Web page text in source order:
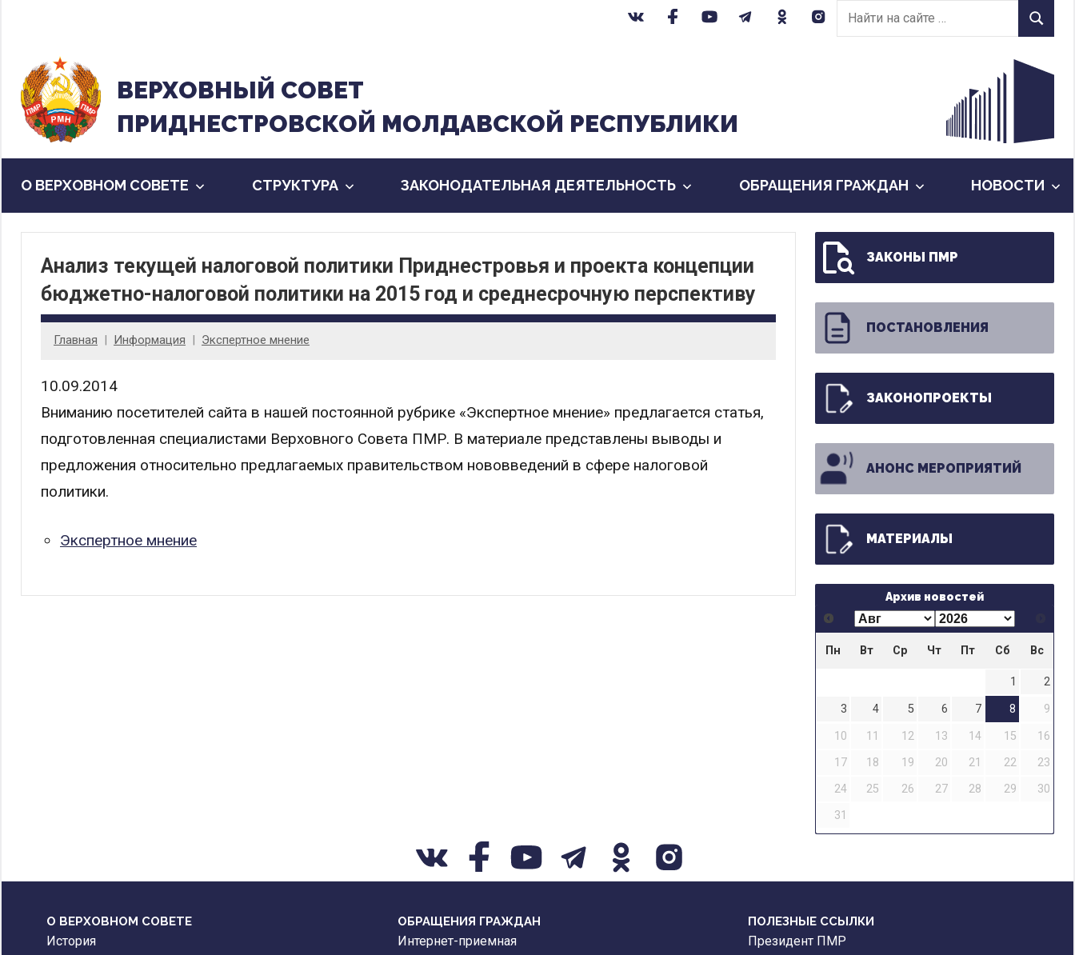
содержанию
Найти
на
Найти
ВЕРХОВНЫЙ CОВЕТ
ПРИДНЕСТРОВСКОЙ МОЛДАВСКОЙ РЕСПУБЛИКИ
О ВЕРХОВНОМ СОВЕТЕ CТРУКТУРА ЗАКОНОДАТЕЛЬНАЯ ДЕЯТЕЛЬНОСТЬ ОБРАЩЕНИЯ ГРАЖДАН НОВОСТИ
Анализ текущей налоговой политики Приднестровья и проекта концепции
бюджетно-налоговой политики на 2015 год и среднесрочную перспективу
Главная Информация Экспертное мнение
10.09.2014
Вниманию посетителей сайта в нашей постоянной рубрике «Экспертное мнение» предлагается статья,
подготовленная специалистами Верховного Совета ПМР. В материале представлены выводы и
предложения относительно предлагаемых правительством нововведений в сфере налоговой
политики.
Экспертное мнение
ЗАКОНЫ ПМР
ПОСТАНОВЛЕНИЯ
ЗАКОНОПРОЕКТЫ
АНОНС МЕРОПРИЯТИЙ
МАТЕРИАЛЫ
Архив новостей
Пн Вт Ср Чт Пт Сб Вс
1
2
3
4 5 6 7 8
9
10
11 12 13 14 15
16
17
18 19 20 21 22
23
24
25 26 27 28 29
30
31
О ВЕРХОВНОМ СОВЕТЕ
История
ОБРАЩЕНИЯ ГРАЖДАН
Интернет-приемная
ПОЛЕЗНЫЕ ССЫЛКИ
Президент ПМР